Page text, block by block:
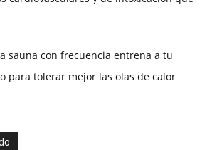
sauna con frecuencia entrena a tu
para tolerar mejor las olas de calor